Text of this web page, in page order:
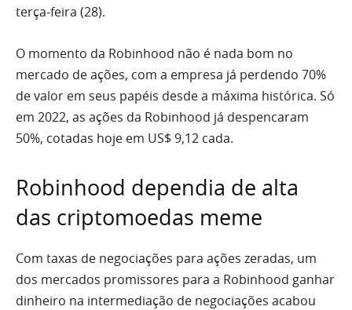
terça-feira (28).
O momento da Robinhood não é nada bom no
mercado de ações, com a empresa já perdendo 70%
de valor em seus papéis desde a máxima histórica. Só
em 2022, as ações da Robinhood já despencaram
50%, cotadas hoje em US$ 9,12 cada.
Robinhood dependia de alta
das criptomoedas meme
Com taxas de negociações para ações zeradas, um
dos mercados promissores para a Robinhood ganhar
dinheiro na intermediação de negociações acabou